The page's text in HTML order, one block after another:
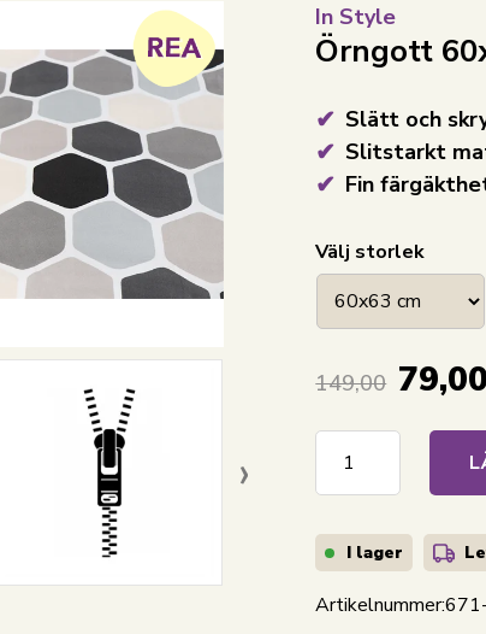
›
In Style
Örngott
Slätt och
Slitstarkt
Fin
Välj storlek
149,00 79,00
I lager
Artikelnummer: